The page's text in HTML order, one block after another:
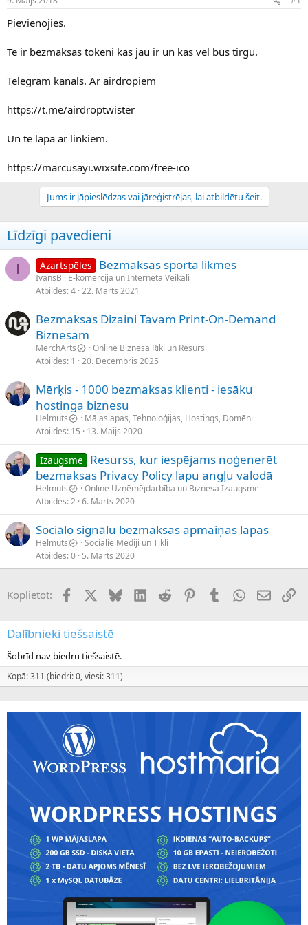
n
u
s
c
j
s
a
s
Pievienojies.
Te ir bezmaksas tokeni kas jau ir un kas vel bus tirgu.
Telegram kanals. Ar airdropiem
https://t.me/airdroptwister
Un te lapa ar linkiem.
https://marcusayi.wixsite.com/free-ico
Jums ir jāpieslēdzas vai jāreģistrējas, lai atbildētu šeit.
Līdzīgi pavedieni
I Azartspēles Bezmaksas sporta likmes
IvansB
E-komercija un Interneta Veikali
Atbildes 4 22. Marts 2021
Bezmaksas Dizaini Tavam Print-On-Demand
Biznesam
MerchArts
Online Biznesa Rīki un Resursi
Atbildes 1 20. Decembris 2025
Mērķis - 1000 bezmaksas klienti - iesāku
hostinga biznesu
Helmuts
Mājaslapas, Tehnoloģijas, Hostings, Domēni
Atbildes 15 13. Maijs 2020
Izaugsme
Resurss, kur iespējams noģenerēt
bezmaksas Privacy Policy lapu angļu valodā
Helmuts
Online Uzņēmējdarbība un Biznesa Izaugsme
Atbildes 2 6. Marts 2020
Sociālo signālu bezmaksas apmaiņas lapas
Helmuts
Sociālie Mediji un Tīkli
Atbildes 0 5. Marts 2020
Koplietot: FacebookX (Twitter)
BlueskyLinkedInReddit PinterestTumblrWhatsApp
E-pasts
Dalībnieki tiešsaistē
Šobrīd nav biedru tiešsaistē.
Kopā: 311 (biedri: 0, viesi: 311)